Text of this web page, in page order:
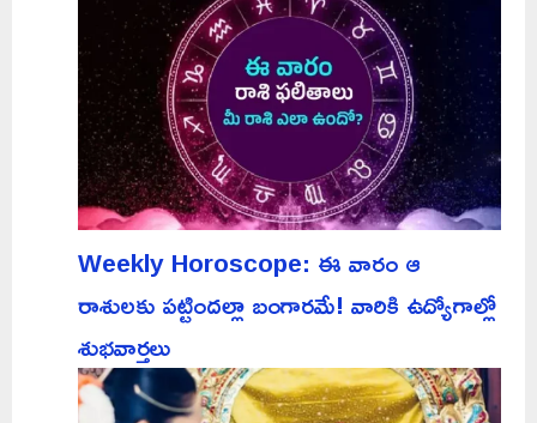
Weekly Horoscope: ఈ వారం ఆ
రాశులకు పట్టిందల్లా బంగారమే! వారికి ఉద్యోగాల్లో
శుభవార్తలు